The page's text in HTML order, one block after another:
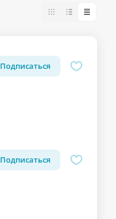
Подписаться
Подписаться